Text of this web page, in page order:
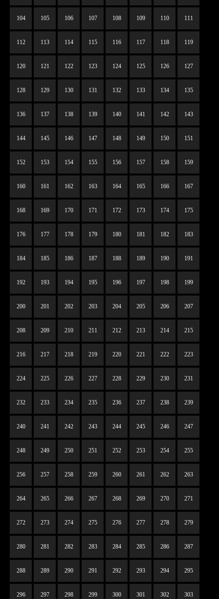
104 105 106 107 108 109 110 111
112 113 114 115 116 117 118 119
120 121 122 123 124 125 126 127
128 129 130 131 132 133 134 135
136 137 138 139 140 141 142 143
144 145 146 147 148 149 150 151
152 153 154 155 156 157 158 159
160 161 162 163 164 165 166 167
168 169 170 171 172 173 174 175
176 177 178 179 180 181 182 183
184 185 186 187 188 189 190 191
192 193 194 195 196 197 198 199
200 201 202 203 204 205 206 207
208 209 210 211 212 213 214 215
216 217 218 219 220 221 222 223
224 225 226 227 228 229 230 231
232 233 234 235 236 237 238 239
240 241 242 243 244 245 246 247
248 249 250 251 252 253 254 255
256 257 258 259 260 261 262 263
264 265 266 267 268 269 270 271
272 273 274 275 276 277 278 279
280 281 282 283 284 285 286 287
288 289 290 291 292 293 294 295
296 297 298 299 300 301 302 303